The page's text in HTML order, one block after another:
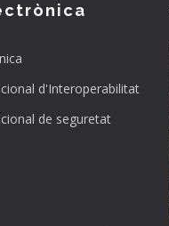
d'Interoperabilitat
de seguretat